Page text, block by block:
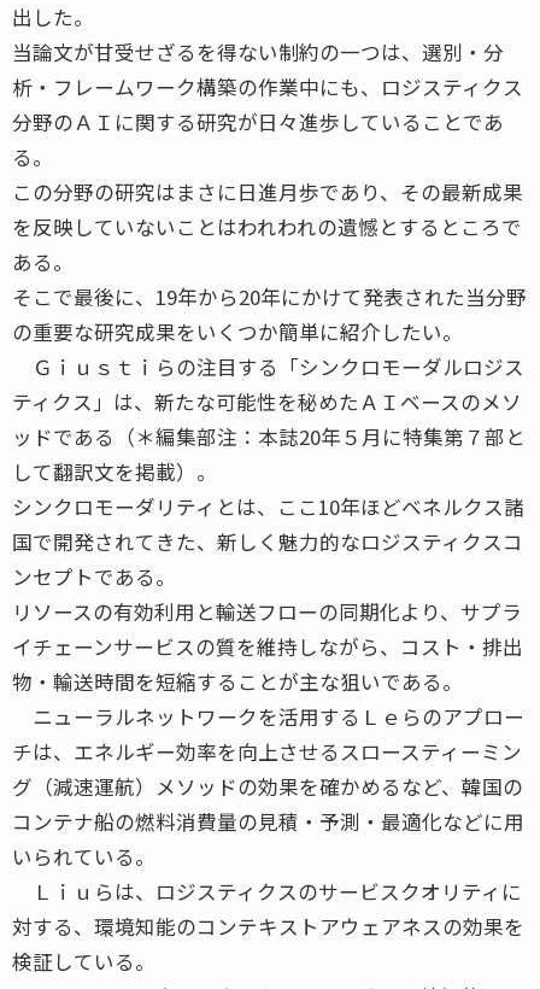
出した。
当論文が甘受せざるを得ない制約の一つは、選別・分
析・フレームワーク構築の作業中にも、ロジスティクス
分野のＡＩに関する研究が日々進歩していることであ
る。
この分野の研究はまさに日進月歩であり、その最新成果
を反映していないことはわれわれの遺憾とするところで
ある。
そこで最後に、19年から20年にかけて発表された当分野
の重要な研究成果をいくつか簡単に紹介したい。
Ｇｉｕｓｔｉらの注目する「シンクロモーダルロジス
ティクス」は、新たな可能性を秘めたＡＩベースのメソ
ッドである（＊編集部注：本誌20年５月に特集第７部と
して翻訳文を掲載）。
シンクロモーダリティとは、ここ10年ほどベネルクス諸
国で開発されてきた、新しく魅力的なロジスティクスコ
ンセプトである。
リソースの有効利用と輸送フローの同期化より、サプラ
イチェーンサービスの質を維持しながら、コスト・排出
物・輸送時間を短縮することが主な狙いである。
ニューラルネットワークを活用するＬｅらのアプロー
チは、エネルギー効率を向上させるスロースティーミン
グ（減速運航）メソッドの効果を確かめるなど、韓国の
コンテナ船の燃料消費量の見積・予測・最適化などに用
いられている。
Ｌｉｕらは、ロジスティクスのサービスクオリティに
対する、環境知能のコンテキストアウェアネスの効果を
検証している。